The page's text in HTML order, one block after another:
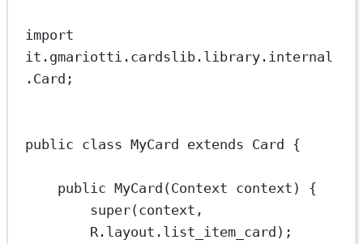
import
it.gmariotti.cardslib.library.internal
.Card;
public class MyCard extends Card {
public MyCard (Context context ) {
super(context,
R.layout.list_item_card);